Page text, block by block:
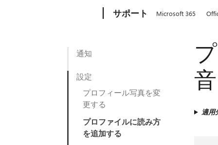
サポート Microsoft 365
通知
設定
プロフィール写真を変
更する
プロファイルに読み方
を追加する
適用